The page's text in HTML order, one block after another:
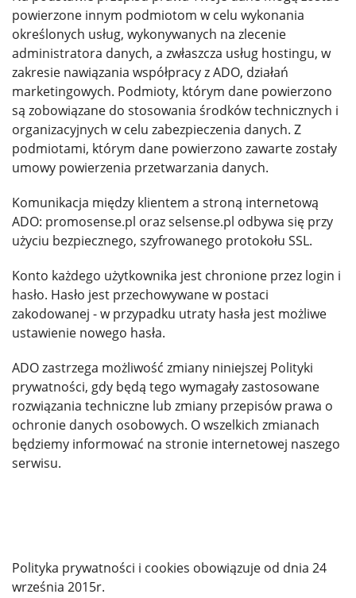
powierzone innym podmiotom w celu wykonania
określonych usług, wykonywanych na zlecenie
administratora danych, a zwłaszcza usług hostingu, w
zakresie nawiązania współpracy z ADO, działań
marketingowych. Podmioty, którym dane powierzono
są zobowiązane do stosowania środków technicznych i
organizacyjnych w celu zabezpieczenia danych. Z
podmiotami, którym dane powierzono zawarte zostały
umowy powierzenia przetwarzania danych.
Komunikacja między klientem a stroną internetową
ADO: promosense.pl oraz selsense.pl odbywa się przy
użyciu bezpiecznego, szyfrowanego protokołu SSL.
Konto każdego użytkownika jest chronione przez login i
hasło. Hasło jest przechowywane w postaci
zakodowanej - w przypadku utraty hasła jest możliwe
ustawienie nowego hasła.
ADO zastrzega możliwość zmiany niniejszej Polityki
prywatności, gdy będą tego wymagały zastosowane
rozwiązania techniczne lub zmiany przepisów prawa o
ochronie danych osobowych. O wszelkich zmianach
będziemy informować na stronie internetowej naszego
serwisu.
Polityka prywatności i cookies obowiązuje od dnia 24
września 2015r.